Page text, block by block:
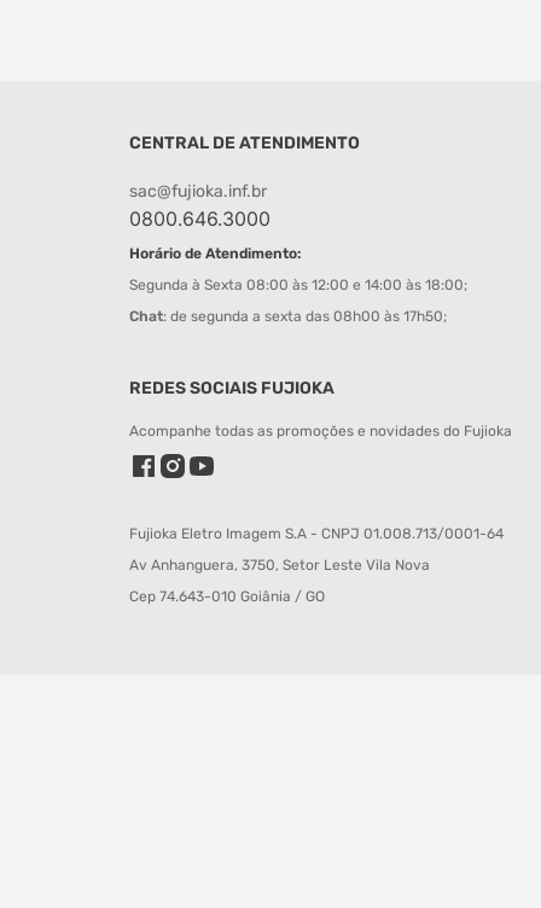
CENTRAL DE ATENDIMENTO
sac@fujioka.inf.br
0800.646.3000
Horário de Atendimento:
Segunda à Sexta 08:00 às 12:00 e 14:00 às 18:00;
Chat: de segunda a sexta das 08h00 às 17h50;
REDES SOCIAIS FUJIOKA
Acompanhe todas as promoções e novidades do Fujioka
Fujioka Eletro Imagem S.A - CNPJ 01.008.713/0001-64
Av Anhanguera, 3750, Setor Leste Vila Nova
Cep 74.643-010 Goiânia / GO